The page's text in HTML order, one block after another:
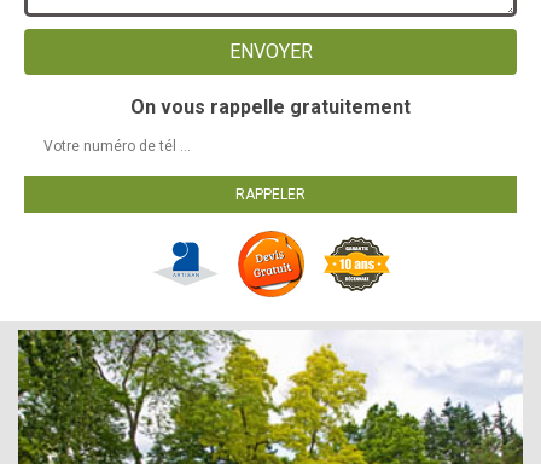
On vous rappelle gratuitement